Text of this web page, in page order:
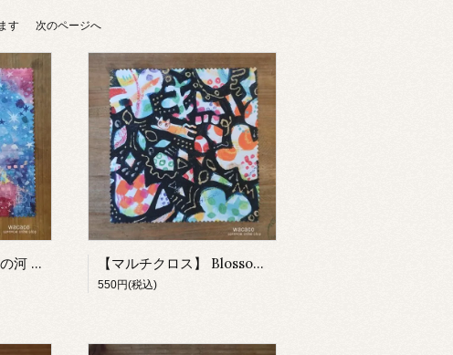
す 次のページへ
【マルチクロス】 星の河 【 wacaco［ワカコ］】 【マルチクロス】 Blossom 【 wacaco［ワカコ］】
550円(税込)